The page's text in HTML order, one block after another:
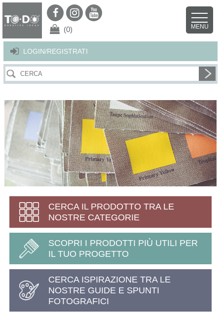
Per offrirti il miglior servizio possibile questo sito utilizza i cookies.
Continuando la navigazione nel sito autorizzi l’uso dei cookies. Per ulteriori
LOGIN/REGISTRATI
(0) MENU
CERCA IL PRODOTTO TRA LE
NOSTRE CATEGORIE
SCOPRI I PRODOTTI PIÙ UTILI PER
IL TUO PROGETTO
CERCA ISPIRAZIONE TRA LE
NOSTRE GUIDE E SPUNTI
FOTOGRAFICI